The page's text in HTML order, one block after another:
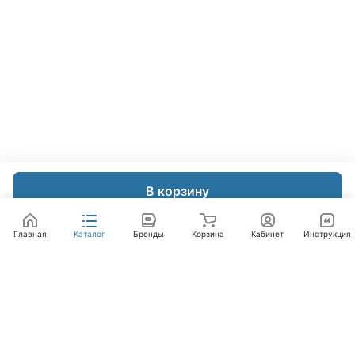
В корзину
Главная Каталог Бренды Корзина Кабинет Инструкция